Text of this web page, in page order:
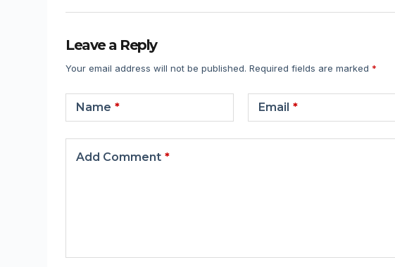
Leave a Reply
Your email address will not be published. Required fields are marked *
Name * Email *
Add Comment *